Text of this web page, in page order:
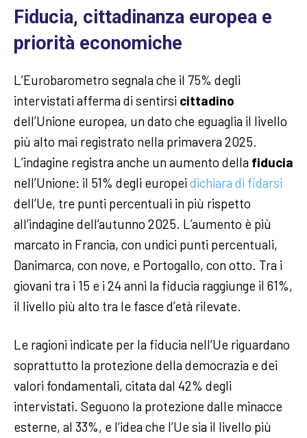
Fiducia, cittadinanza europea e
priorità economiche
L’Eurobarometro segnala che il 75% degli
intervistati afferma di sentirsi cittadino
dell’Unione europea, un dato che eguaglia il livello
più alto mai registrato nella primavera 2025.
L’indagine registra anche un aumento della fiducia
nell’Unione: il 51% degli europei dichiara di fidarsi
dell’Ue, tre punti percentuali in più rispetto
all’indagine dell’autunno 2025. L’aumento è più
marcato in Francia, con undici punti percentuali,
Danimarca, con nove, e Portogallo, con otto. Tra i
giovani tra i 15 e i 24 anni la fiducia raggiunge il 61%,
il livello più alto tra le fasce d’età rilevate.
Le ragioni indicate per la fiducia nell’Ue riguardano
soprattutto la protezione della democrazia e dei
valori fondamentali, citata dal 42% degli
intervistati. Seguono la protezione dalle minacce
esterne, al 33%, e l’idea che l’Ue sia il livello più